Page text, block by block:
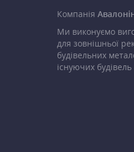
Компанія
Ми виконуємо
для зовнішньої
будівельних
існуючих